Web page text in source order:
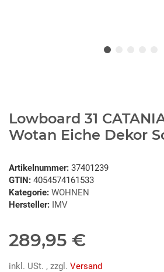
Lowboard 31
Wotan Eiche Dekor
Artikelnummer: 37401239
GTIN: 4054574161533
Kategorie: WOHNEN
Hersteller: IMV
289,95 €
inkl. USt. , zzgl. Versand